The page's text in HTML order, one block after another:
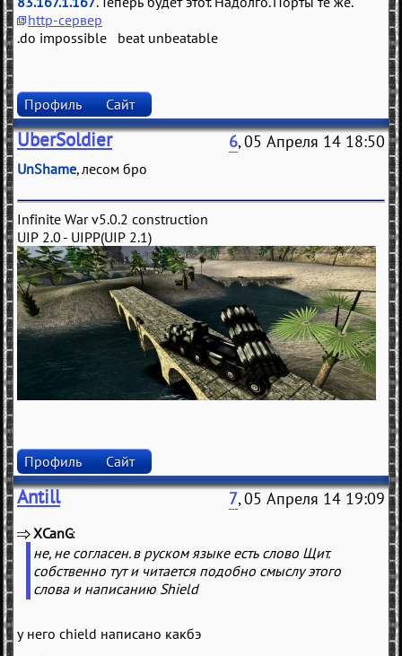
http-сервер
.do impossible beat unbeatable
Профиль Сайт
UberSoldier 6, 05 Апреля 14 18:50
UnShame, лесом бро
Infinite War v5.0.2 construction
UIP 2.0 - UIPP(UIP 2.1)
Профиль Сайт
Antill 7, 05 Апреля 14 19:09
XCanG
не, не согласен. в руском языке есть слово Щит.
собственно тут и читается подобно смыслу этого
слова и написанию Shield
у него chield написано какбэ